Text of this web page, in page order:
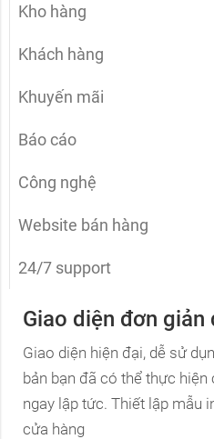
Kho hàng
Khách hàng
Khuyến mãi
Báo cáo
Công nghệ
Website bán hàng
24/7 support
Giao diện đơn giản
Giao diện hiện đại, dễ sử
bản bạn đã có thể thực hiện
ngay lập tức. Thiết lập mẫu
cửa hàng